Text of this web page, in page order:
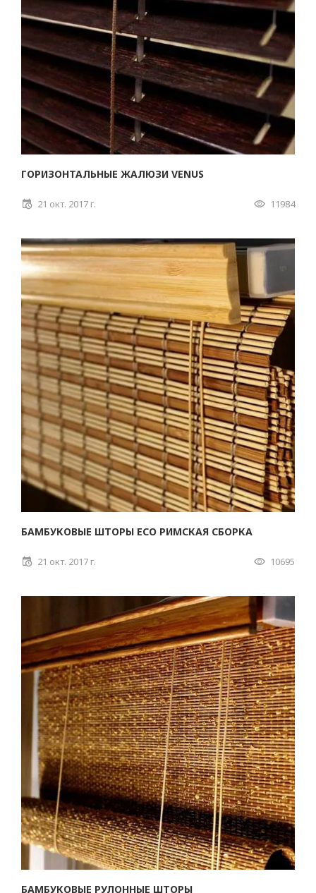
ГОРИЗОНТАЛЬНЫЕ ЖАЛЮЗИ VENUS
21 окт. 2017 г. 11984
БАМБУКОВЫЕ ШТОРЫ ECO РИМСКАЯ СБОРКА
21 окт. 2017 г. 10695
БАМБУКОВЫЕ РУЛОННЫЕ ШТОРЫ